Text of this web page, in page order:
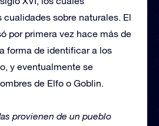
cualidades sobre naturales. El
por primera vez hace más de
forma de identificar a los
y eventualmente se
de Elfo o Goblin.
provienen de un pueblo